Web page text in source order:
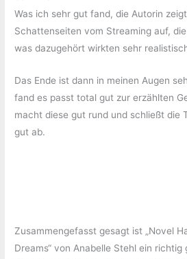
Was ich sehr gut fand, die Autorin
Schattenseiten vom Streaming auf,
was dazugehört wirkten sehr
Das Ende ist dann in meinen Augen
fand es passt total gut zur erzählten
macht diese gut rund und schließt die
gut ab.
Zusammengefasst gesagt ist „Novel
Dreams“ von Anabelle Stehl ein richtig